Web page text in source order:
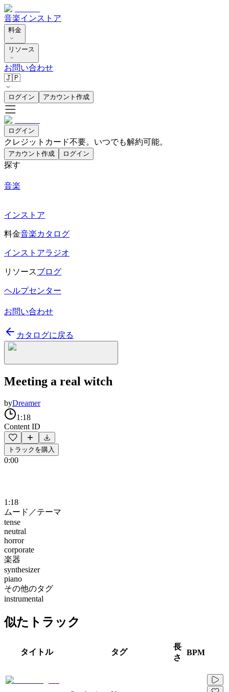
音楽インストア
料金
リソース
お問い合わせ
🇯🇵
ログイン アカウント作成
ログイン
クレジットカード不要。いつでも解約可能。
アカウント作成 ログイン
探す
音楽
インストア
料金音楽カタログ
インストアラジオ
リソースブログ
ヘルプセンター
お問い合わせ
カタログに戻る
Meeting a real witch
byDreamer
1:18
Content ID
トラックを購入
0:00
1:18
ムード／テーマ
tense
neutral
horror
corporate
楽器
synthesizer
piano
その他のタグ
instrumental
似たトラック
タイトル タグ
長
さ
BPM